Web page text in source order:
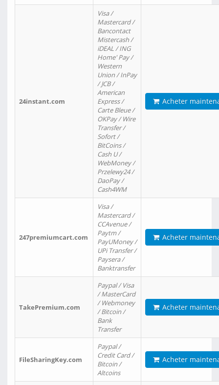
24instant.com
Visa /
Mastercard /
Bancontact
Mistercash /
iDEAL / ING
Home' Pay /
Western
Union / InPay
/ JCB /
American
Express /
Carte Bleue /
OKPay / Wire
Transfer /
Sofort /
BitCoins /
Cash U /
WebMoney /
Przelewy24 /
DaoPay /
Cash4WM
Acheter
247premiumcart.com
Visa /
Mastercard /
CCAvenue /
Paytm /
PayUMoney /
UPi Transfer /
Paysera /
Banktransfer
Acheter
TakePremium.com
Paypal / Visa
/ MasterCard
/ Webmoney
/ Bitcoin /
Bank
Transfer
Acheter
FileSharingKey.com
Paypal /
Credit Card /
Bitcoin /
Altcoins
Acheter